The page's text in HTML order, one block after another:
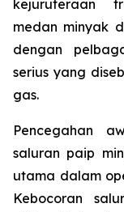
kejuruteraan
medan minyak
dengan
serius yang
gas.
Pencegahan
saluran paip
utama dalam
Kebocoran